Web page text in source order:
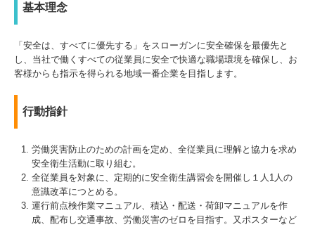
基本理念
「安全は、すべてに優先する」をスローガンに安全確保を最優先と
し、当社で働くすべての従業員に安全で快適な職場環境を確保し、お
客様からも指示を得られる地域一番企業を目指します。
行動指針
労働災害防止のための計画を定め、全従業員に理解と協力を求め
安全衛生活動に取り組む。
全従業員を対象に、定期的に安全衛生講習会を開催し１人1人の
意識改革につとめる。
運行前点検作業マニュアル、積込・配送・荷卸マニュアルを作
成、配布し交通事故、労働災害のゼロを目指す。又ポスターなど